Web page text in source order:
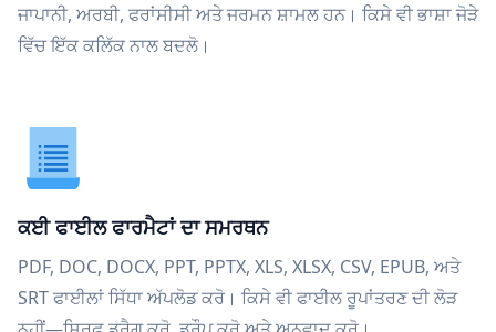
ਜਾਪਾਨੀ, ਅਰਬੀ, ਫਰਾਂਸੀਸੀ ਅਤੇ ਜਰਮਨ ਸ਼ਾਮਲ ਹਨ। ਕਿਸੇ ਵੀ ਭਾਸ਼ਾ ਜੋੜੇ
ਵਿੱਚ ਇੱਕ ਕਲਿੱਕ ਨਾਲ ਬਦਲੋ।
ਕਈ ਫਾਈਲ ਫਾਰਮੈਟਾਂ ਦਾ ਸਮਰਥਨ
PDF, DOC, DOCX, PPT, PPTX, XLS, XLSX, CSV, EPUB, ਅਤੇ
SRT ਫਾਈਲਾਂ ਸਿੱਧਾ ਅੱਪਲੋਡ ਕਰੋ। ਕਿਸੇ ਵੀ ਫਾਈਲ ਰੂਪਾਂਤਰਣ ਦੀ ਲੋੜ